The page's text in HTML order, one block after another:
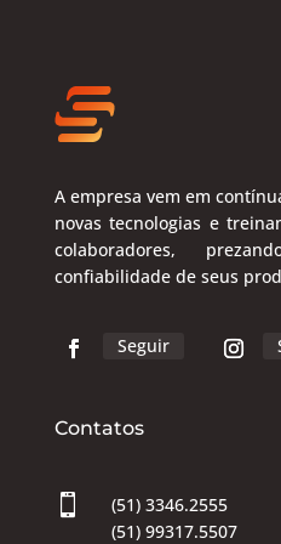
A empresa vem em
novas tecnologias e
colaboradores,
confiabilidade de seus
Seguir
Contatos

(51) 3346.2555
(51) 99317.5507